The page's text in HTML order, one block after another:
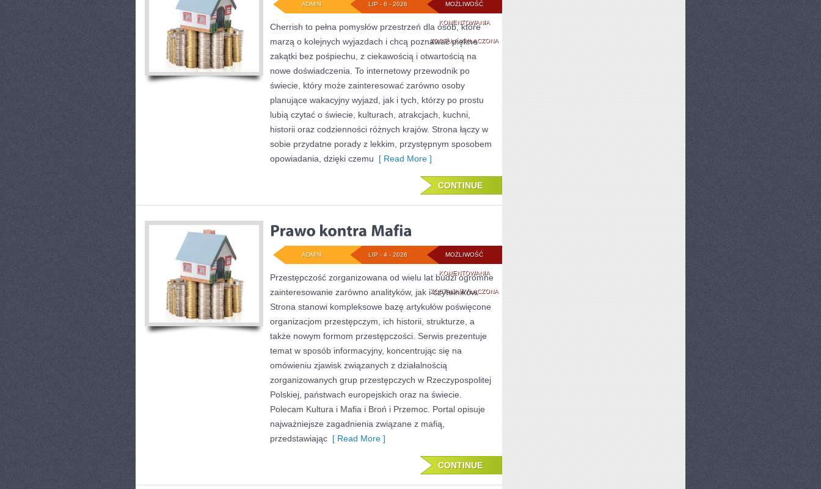
MOŻLIWOŚĆ
KOMENTOWANIASZWECJA
ZOSTAŁA WYŁĄCZONA
LIP - 6 - 2026
ADMIN
Cherrish to pełna pomysłów przestrzeń dla osób, które
marzą o kolejnych wyjazdach i chcą poznawać piękne
zakątki bez pośpiechu, z ciekawością i otwartością na
nowe doświadczenia. To internetowy przewodnik po
świecie, który może zainteresować zarówno osoby
planujące wakacyjny wyjazd, jak i tych, którzy po prostu
lubią czytać o świecie, kulturach, atrakcjach, kuchni,
historii oraz codzienności różnych krajów. Strona łączy w
sobie przydatne porady z lekkim, przystępnym sposobem
opowiadania, dzięki czemu [ Read More ]
CONTINUE
MOŻLIWOŚĆ
KOMENTOWANIAPRAWO
KONTRA
MAFIA
ZOSTAŁA WYŁĄCZONA
LIP - 4 - 2026
ADMIN
Przestępczość zorganizowana od wielu lat budzi ogromne
zainteresowanie zarówno analityków, jak i czytelników.
Strona stanowi kompleksowe bazę artykułów poświęcone
organizacjom przestępczym, ich historii, strukturze, a
także nowym formom przestępczości. Serwis prezentuje
temat w sposób informacyjny, koncentrując się na
omówieniu zjawisk związanych z działalnością
zorganizowanych grup przestępczych w Rzeczypospolitej
Polskiej, państwach europejskich oraz na świecie.
Polecam Kultura i Mafia i Broń i Przemoc. Portal opisuje
najważniejsze zagadnienia związane z mafią,
przedstawiając [ Read More ]
CONTINUE